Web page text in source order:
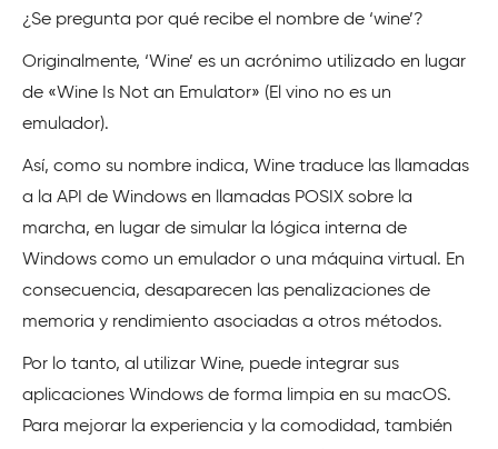
¿Se pregunta por qué recibe el nombre de ‘wine’?
Originalmente, ‘Wine’ es un acrónimo utilizado en lugar
de «Wine Is Not an Emulator» (El vino no es un
emulador).
Así, como su nombre indica, Wine traduce las llamadas
a la API de Windows en llamadas POSIX sobre la
marcha, en lugar de simular la lógica interna de
Windows como un emulador o una máquina virtual. En
consecuencia, desaparecen las penalizaciones de
memoria y rendimiento asociadas a otros métodos.
Por lo tanto, al utilizar Wine, puede integrar sus
aplicaciones Windows de forma limpia en su macOS.
Para mejorar la experiencia y la comodidad, también